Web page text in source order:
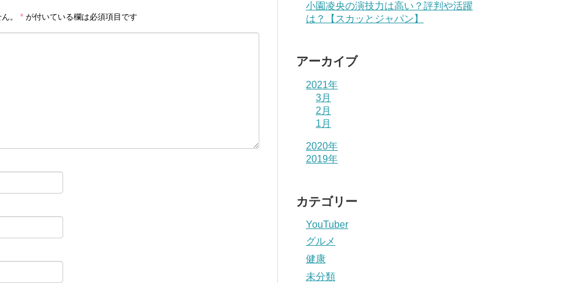
。 * が付いている欄は必須項目です
小園凌央の演技力は高い？評判や活躍
は？【スカッとジャパン】
アーカイブ
2021年
3月
2月
1月
2020年
2019年
カテゴリー
YouTuber
グルメ
健康
未分類